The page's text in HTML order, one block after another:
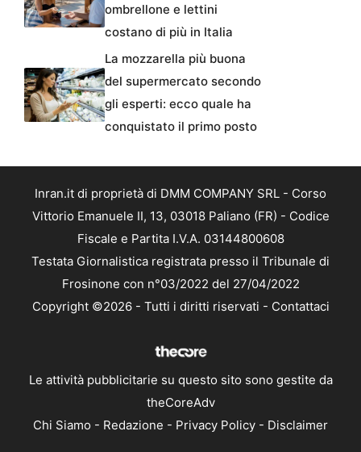
ombrellone e lettini
costano di più in Italia
La mozzarella più buona
del supermercato secondo
gli esperti: ecco quale ha
conquistato il primo posto
Inran.it di proprietà di DMM COMPANY SRL - Corso
Vittorio Emanuele II, 13, 03018 Paliano (FR) - Codice
Fiscale e Partita I.V.A. 03144800608
Testata Giornalistica registrata presso il Tribunale di
Frosinone con n°03/2022 del 27/04/2022
Copyright ©2026 - Tutti i diritti riservati - Contattaci
Le attività pubblicitarie su questo sito sono gestite da
theCoreAdv
Chi Siamo - Redazione - Privacy Policy - Disclaimer